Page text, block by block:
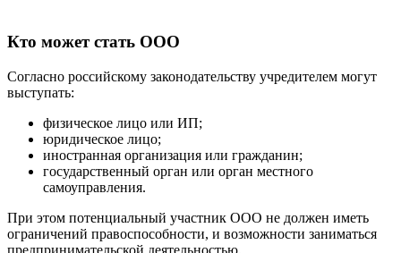
Кто может стать ООО
Согласно российскому законодательству учредителем могут
выступать:
физическое лицо или ИП;
юридическое лицо;
иностранная организация или гражданин;
государственный орган или орган местного
самоуправления.
При этом потенциальный участник ООО не должен иметь
ограничений правоспособности, и возможности заниматься
предпринимательской деятельностью.